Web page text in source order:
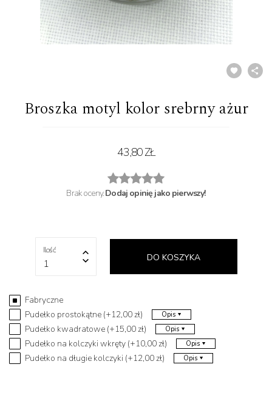
Broszka motyl kolor srebrny ażur
43,80 ZŁ
Brak oceny.Dodaj opinię jako pierwszy!
Ilość
1 DO KOSZYKA
Fabryczne
Pudełko prostokątne (+12,00 zł)
Opis
Pudełko kwadratowe (+15,00 zł) Opis
Pudełko na kolczyki wkręty (+10,00 zł) Opis
Pudełko na długie kolczyki (+12,00 zł) Opis